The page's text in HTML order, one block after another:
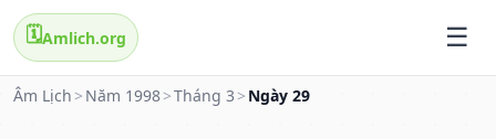
🗓️Amlich.org
Âm Lịch > Năm 1998>Tháng 3 > Ngày 29